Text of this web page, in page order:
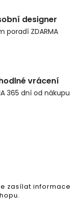
designer
poradí ZDARMA
vrácení
365 dní od nákupu
zasílat informace